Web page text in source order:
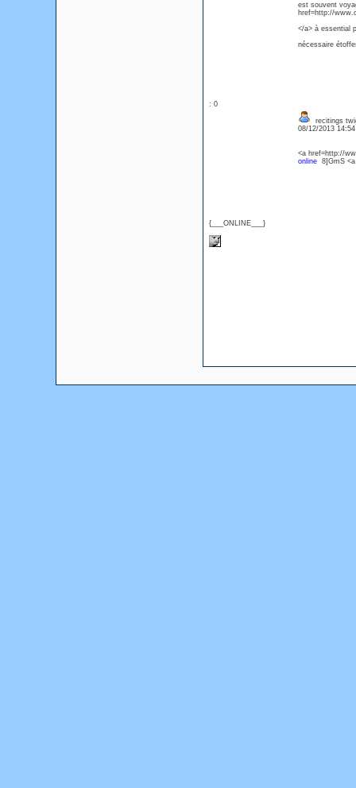
est souvent
href=http://
</a> à essential
nécessaire
: 0
{___ONLINE___}
recitings
08/12/2013
<a href=http://
online8]GmS <a